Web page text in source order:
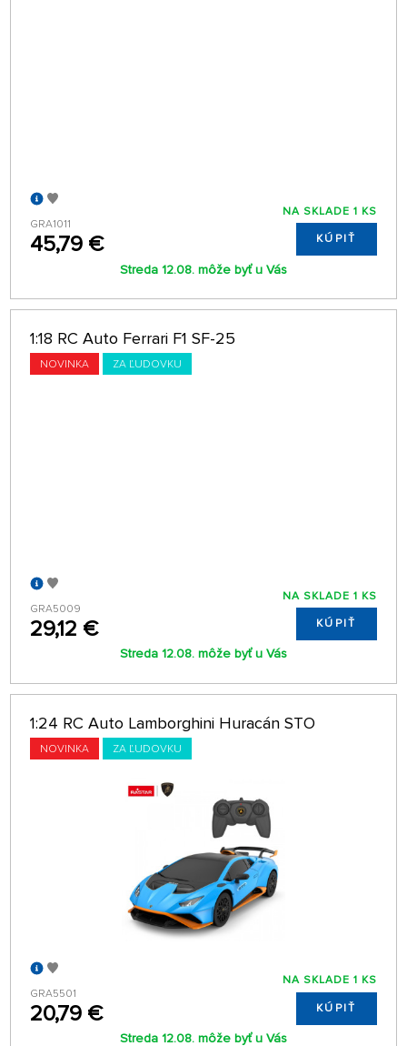
GRA1011
45,79 €
NA SKLADE 1 KS
KÚPIŤ
Streda 12.08. môže byť u Vás
1:18 RC Auto Ferrari F1 SF-25
NOVINKA ZA ĽUDOVKU
GRA5009
29,12 €
NA SKLADE 1 KS
KÚPIŤ
Streda 12.08. môže byť u Vás
1:24 RC Auto Lamborghini Huracán STO
NOVINKA ZA ĽUDOVKU
GRA5501
20,79 €
NA SKLADE 1 KS
KÚPIŤ
Streda 12.08. môže byť u Vás